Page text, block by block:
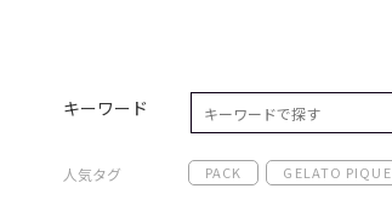
キーワード
人気タグ PACK GELATO PIQUE